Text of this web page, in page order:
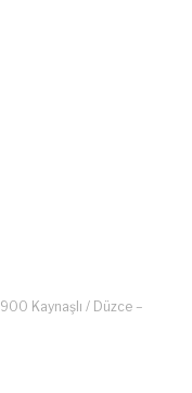
Kaynaşlı / Düzce –